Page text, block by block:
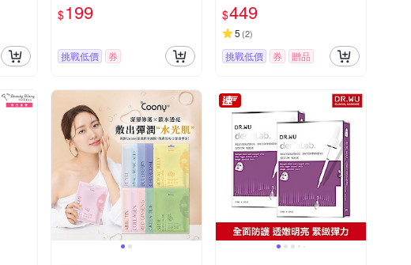
$199
挑戰低價 券
$449
5 (2)
挑戰低價 券 贈品